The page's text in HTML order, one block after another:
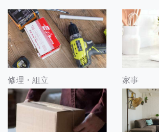
修理・組立 家事